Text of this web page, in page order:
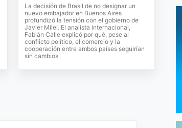
La decisión de Brasil de no designar un
nuevo embajador en Buenos Aires
profundizó la tensión con el gobierno de
Javier Milei. El analista internacional,
Fabián Calle explicó por qué, pese al
conflicto político, el comercio y la
cooperación entre ambos países seguirían
sin cambios